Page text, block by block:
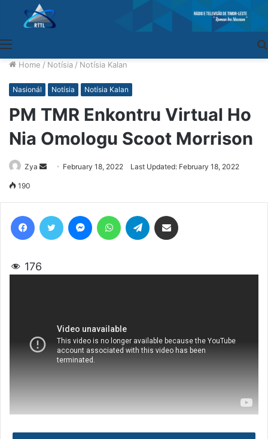
Home / Notísia / Notísia Kalan
Nasionál Notísia Notísia Kalan
PM TMR Enkontru Virtual Ho
Nia Omologu Scoot Morrison
Zya
SendFebruary 18, 2022 Last Updated: February 18, 2022
190
176